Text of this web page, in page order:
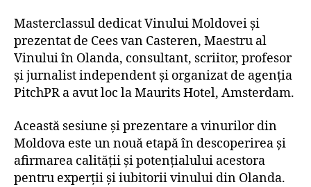
Masterclassul dedicat Vinului Moldovei și
prezentat de Cees van Casteren, Maestru al
Vinului în Olanda, consultant, scriitor, profesor
și jurnalist independent și organizat de agenția
PitchPR a avut loc la Maurits Hotel, Amsterdam.
Această sesiune și prezentare a vinurilor din
Moldova este un nouă etapă în descoperirea și
afirmarea calității și potențialului acestora
pentru experții și iubitorii vinului din Olanda.